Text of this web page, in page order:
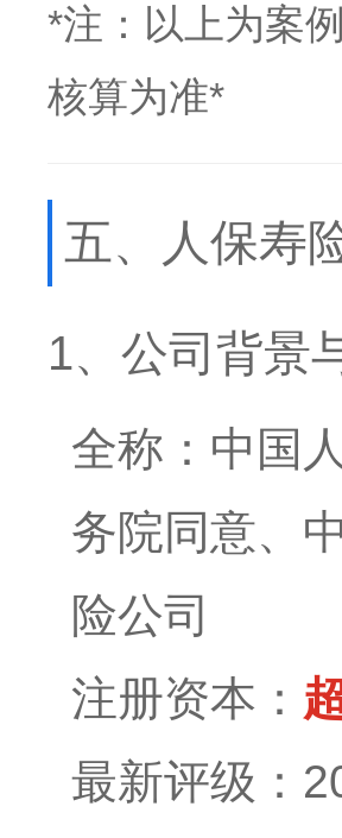
*注：以上为案
核算为准*
五、人保寿
1、公司背景
全称：中国
务院同意、
险公司
注册资本：
最新评级：